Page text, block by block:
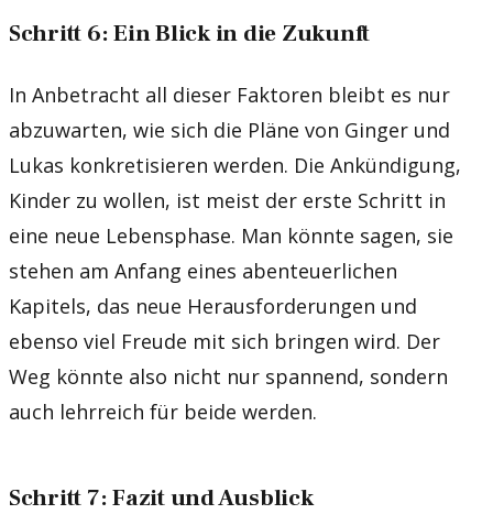
Schritt 6: Ein Blick in die Zukunft
In Anbetracht all dieser Faktoren bleibt es nur
abzuwarten, wie sich die Pläne von Ginger und
Lukas konkretisieren werden. Die Ankündigung,
Kinder zu wollen, ist meist der erste Schritt in
eine neue Lebensphase. Man könnte sagen, sie
stehen am Anfang eines abenteuerlichen
Kapitels, das neue Herausforderungen und
ebenso viel Freude mit sich bringen wird. Der
Weg könnte also nicht nur spannend, sondern
auch lehrreich für beide werden.
Schritt 7: Fazit und Ausblick